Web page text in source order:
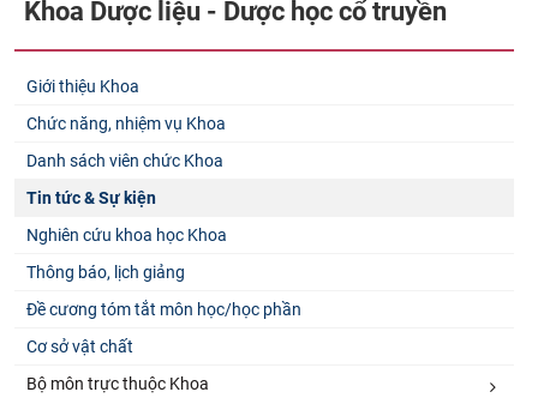
Khoa Dược liệu - Dược học cổ truyền
Giới thiệu Khoa
Chức năng, nhiệm vụ Khoa
Danh sách viên chức Khoa
Tin tức & Sự kiện
Nghiên cứu khoa học Khoa
Thông báo, lịch giảng
Đề cương tóm tắt môn học/học phần
Cơ sở vật chất
Bộ môn trực thuộc Khoa